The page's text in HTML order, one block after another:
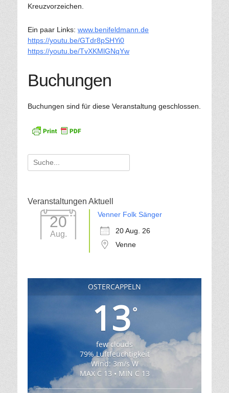
Kreuzvorzeichen.
Ein paar Links: www.benifeldmann.de
https://youtu.be/GTdr8pSHYi0
https://youtu.be/TvXKMlGNqYw
Buchungen
Buchungen sind für diese Veranstaltung geschlossen.
Suche
für:
Veranstaltungen Aktuell
20
Aug.
Venner Folk Sänger
20 Aug. 26
Venne
OSTERCAPPELN
13°
few clouds
79% Luftfeuchtigkeit
Wind: 3m/s W
MAX C 13 • MIN C 13